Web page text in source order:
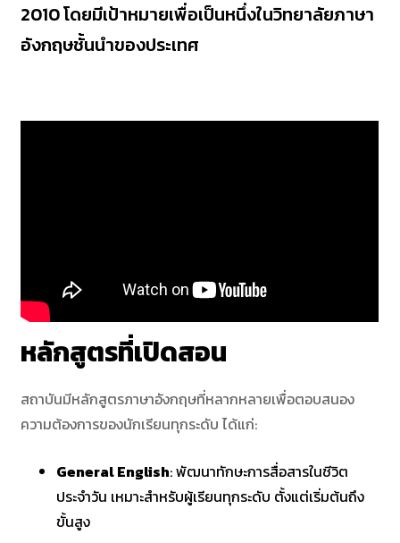
2010 โดยมีเป้าหมายเพื่อเป็นหนึ่งในวิทยาลัยภาษา
อังกฤษชั้นนำของประเทศ ​
หลักสูตรที่เปิดสอน
สถาบันมีหลักสูตรภาษาอังกฤษที่หลากหลายเพื่อตอบสนอง
ความต้องการของนักเรียนทุกระดับ ได้แก่:​
General English: พัฒนาทักษะการสื่อสารในชีวิต
ประจำวัน เหมาะสำหรับผู้เรียนทุกระดับ ตั้งแต่เริ่มต้นถึง
ขั้นสูง